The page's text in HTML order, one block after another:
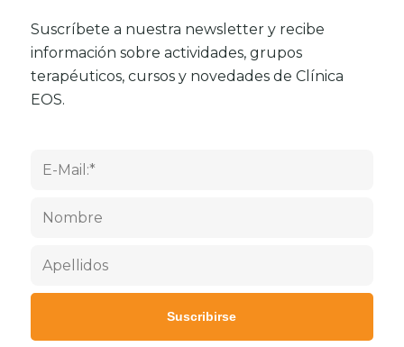
Suscríbete a nuestra newsletter y recibe
información sobre actividades, grupos
terapéuticos, cursos y novedades de Clínica
EOS.